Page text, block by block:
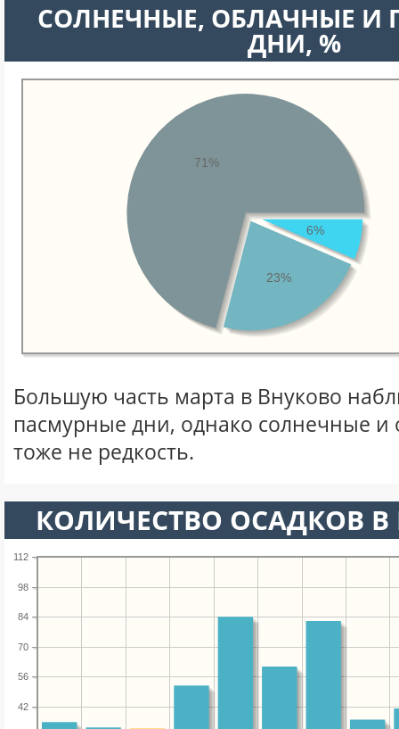
CОЛНЕЧНЫЕ, ОБЛАЧНЫЕ И
ДНИ, %
6%
23%
71%
Большую часть марта в Внуково
пасмурные дни, однако солнечные
тоже не редкость.
КОЛИЧЕСТВО ОСАДКОВ
42
56
70
84
98
112